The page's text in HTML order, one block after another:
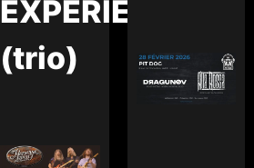
EXPERIENCE
(trio)